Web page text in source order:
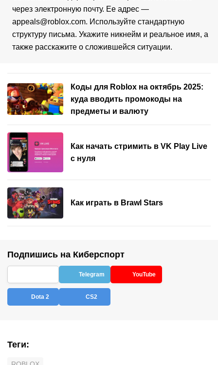
через электронную почту. Ее адрес —
appeals@roblox.com. Используйте стандартную
структуру письма. Укажите никнейм и реальное имя, а
также расскажите о сложившейся ситуации.
Коды для Roblox на октябрь 2025:
куда вводить промокоды на
предметы и валюту
Как начать стримить в VK Play Live
с нуля
Как играть в Brawl Stars
Подпишись на Киберспорт
Telegram YouTube
Dota 2 CS2
Теги: